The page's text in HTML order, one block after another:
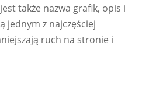
także nazwa grafik, opis i
jednym z najczęściej
ruch na stronie i